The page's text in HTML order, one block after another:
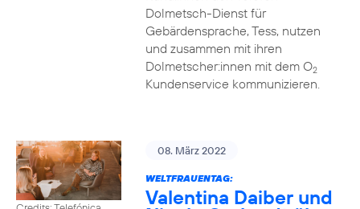
Dolmetsch-Dienst für
Gebärdensprache, Tess, nutzen
und zusammen mit ihren
Dolmetscher:innen mit dem O2
Kundenservice kommunizieren.
08. März 2022
WELTFRAUENTAG:
Valentina Daiber und